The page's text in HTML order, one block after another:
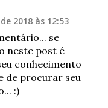
2018 às 12:53
se
neste post é
conhecimento
de procurar seu
:)